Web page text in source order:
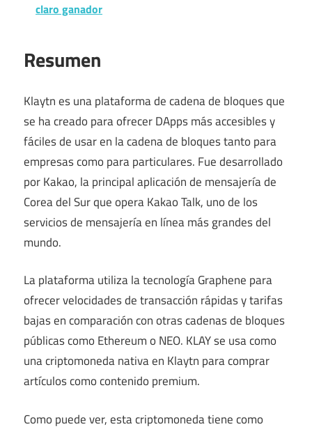
claro ganador
Resumen
Klaytn es una plataforma de cadena de bloques que
se ha creado para ofrecer DApps más accesibles y
fáciles de usar en la cadena de bloques tanto para
empresas como para particulares. Fue desarrollado
por Kakao, la principal aplicación de mensajería de
Corea del Sur que opera Kakao Talk, uno de los
servicios de mensajería en línea más grandes del
mundo.
La plataforma utiliza la tecnología Graphene para
ofrecer velocidades de transacción rápidas y tarifas
bajas en comparación con otras cadenas de bloques
públicas como Ethereum o NEO. KLAY se usa como
una criptomoneda nativa en Klaytn para comprar
artículos como contenido premium.
Como puede ver, esta criptomoneda tiene como